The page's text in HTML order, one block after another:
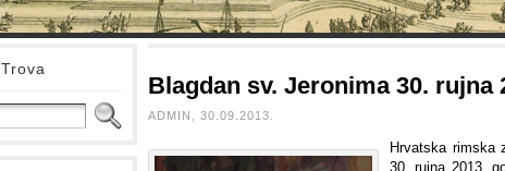
Blagdan sv. Jeronima 30. rujna
ADMIN, 30.09.2013.
Hrvatska rimska
30. rujna 2013.